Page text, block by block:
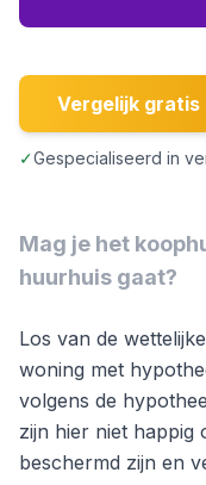
Vergelijk gratis
✓Gespecialiseerd in
Mag je het
huurhuis gaat?
Los van de
woning met
volgens de
zijn hier niet happig
beschermd zijn en